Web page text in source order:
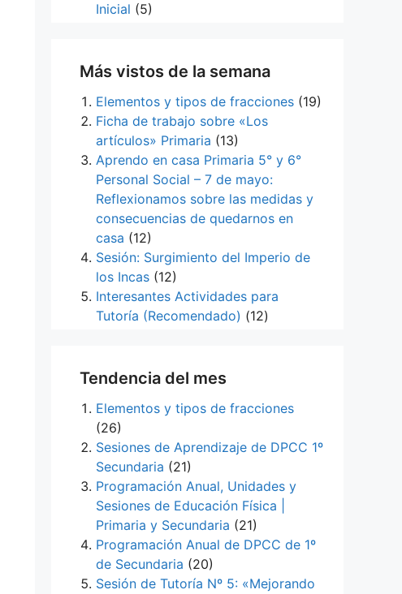
Inicial (5)
Más vistos de la semana
Elementos y tipos de fracciones (19)
Ficha de trabajo sobre «Los
artículos» Primaria (13)
Aprendo en casa Primaria 5° y 6°
Personal Social – 7 de mayo:
Reflexionamos sobre las medidas y
consecuencias de quedarnos en
casa (12)
Sesión: Surgimiento del Imperio de
los Incas (12)
Interesantes Actividades para
Tutoría (Recomendado) (12)
Tendencia del mes
Elementos y tipos de fracciones
(26)
Sesiones de Aprendizaje de DPCC 1º
Secundaria (21)
Programación Anual, Unidades y
Sesiones de Educación Física |
Primaria y Secundaria (21)
Programación Anual de DPCC de 1º
de Secundaria (20)
Sesión de Tutoría Nº 5: «Mejorando